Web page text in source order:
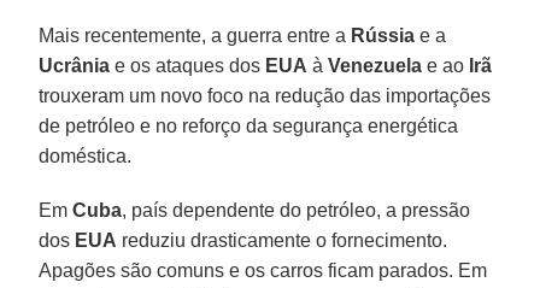
Mais recentemente, a guerra entre a Rússia e a
Ucrânia e os ataques dos EUA àVenezuela e ao Irã
trouxeram um novo foco na redução das importações
de petróleo e no reforço da segurança energética
doméstica.
EmCuba, país dependente do petróleo, a pressão
dos EUA reduziu drasticamente o fornecimento.
Apagões são comuns e os carros ficam parados. Em